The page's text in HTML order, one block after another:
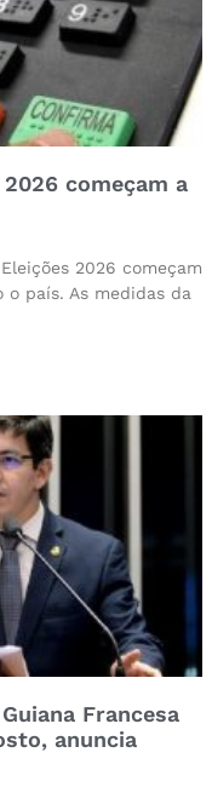
começam a
2026 começam
país. As medidas da
Francesa
anuncia